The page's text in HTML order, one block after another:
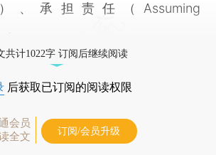
）、承担责任（Assuming
共计1022字 订阅后继续阅读
后获取已订阅的阅读权限
会员
全文
订阅/会员升级